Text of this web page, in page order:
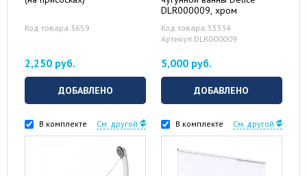
Код товара:3659
2,250 руб.
ДОБАВЛЕНО
DLR000009, хром
Код товара:33334
Артикул:DLR000009
5,000 руб.
ДОБАВЛЕНО
В комплекте См. другой В комплекте См. другой